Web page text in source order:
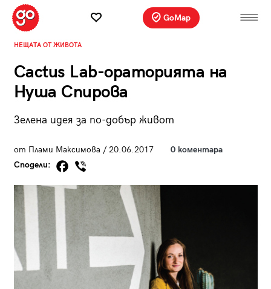
GoMap
НЕЩАТА ОТ ЖИВОТА
Cactus Lab-ораторията на
Нуша Спирова
Зелена идея за по-добър живот
от Плами Максимова / 20.06.2017
0 коментара
Сподели: